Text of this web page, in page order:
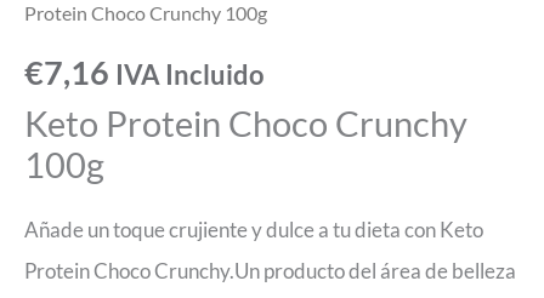
Protein Choco Crunchy 100g
€7,16 IVA Incluido
Keto Protein Choco Crunchy
100g
Añade un toque crujiente y dulce a tu dieta con Keto
Protein Choco Crunchy.Un producto del área de belleza